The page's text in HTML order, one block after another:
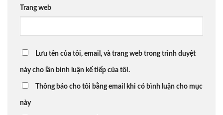
Trang web
Lưu tên của tôi, email, và trang web trong trình duyệt
này cho lần bình luận kế tiếp của tôi.
Thông báo cho tôi bằng email khi có bình luận cho mục
này